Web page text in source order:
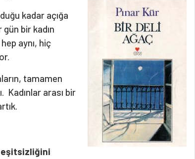
kadar açığa
gün bir kadın
aynı, hiç
tamamen
Kadınlar arası bir
eşitsizliğini